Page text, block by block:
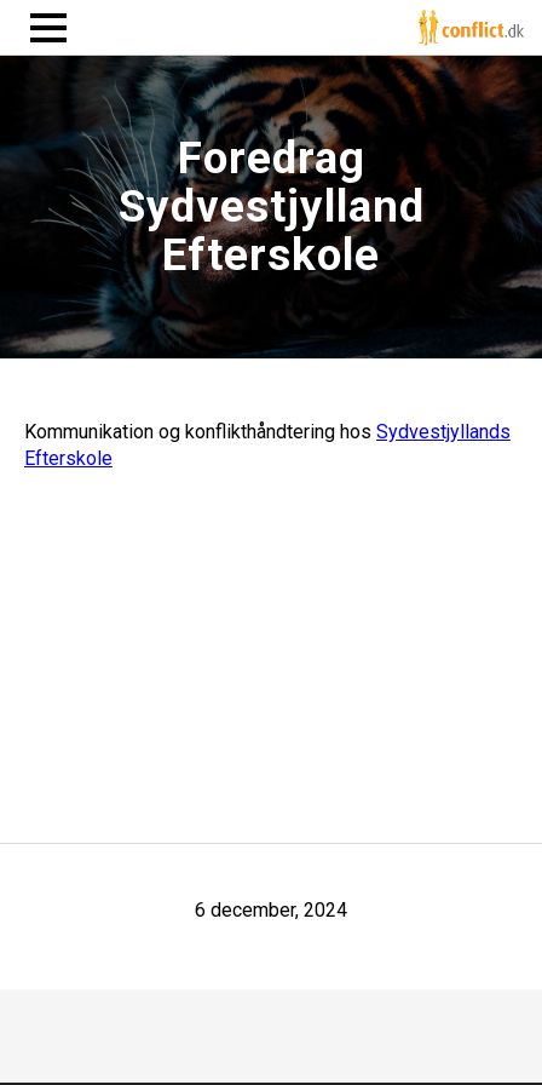
Foredrag
Sydvestjylland
Efterskole
Kommunikation og konflikthåndtering hos Sydvestjyllands
Efterskole
6 december, 2024